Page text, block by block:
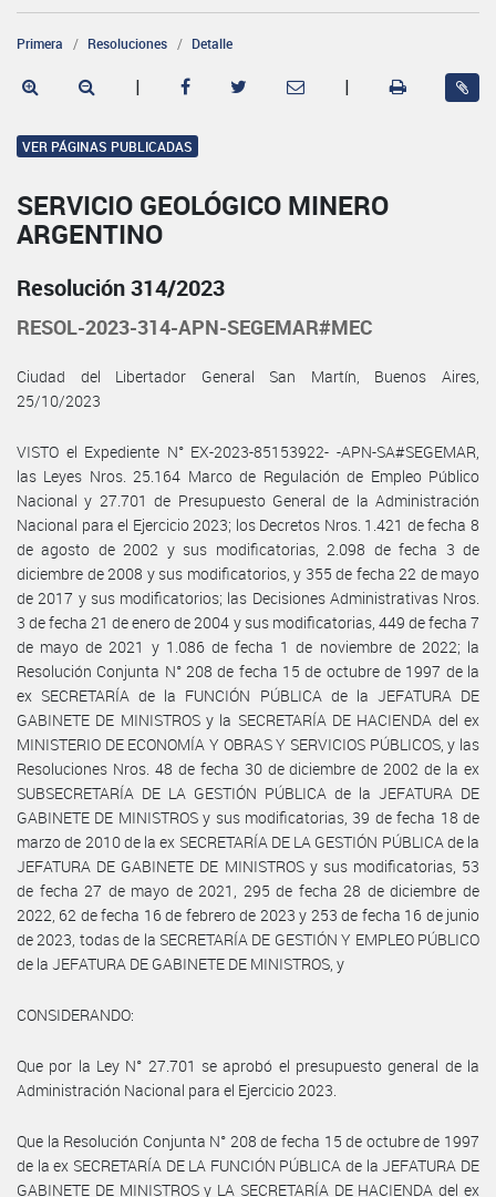
Primera Resoluciones Detalle
| |
VER PÁGINAS PUBLICADAS
SERVICIO GEOLÓGICO MINERO
ARGENTINO
Resolución 314/2023
RESOL-2023-314-APN-SEGEMAR#MEC
Ciudad del Libertador General San Martín, Buenos Aires,
25/10/2023
VISTO el Expediente N° EX-2023-85153922- -APN-SA#SEGEMAR,
las Leyes Nros. 25.164 Marco de Regulación de Empleo Público
Nacional y 27.701 de Presupuesto General de la Administración
Nacional para el Ejercicio 2023; los Decretos Nros. 1.421 de fecha 8
de agosto de 2002 y sus modificatorias, 2.098 de fecha 3 de
diciembre de 2008 y sus modificatorios, y 355 de fecha 22 de mayo
de 2017 y sus modificatorios; las Decisiones Administrativas Nros.
3 de fecha 21 de enero de 2004 y sus modificatorias, 449 de fecha 7
de mayo de 2021 y 1.086 de fecha 1 de noviembre de 2022; la
Resolución Conjunta N° 208 de fecha 15 de octubre de 1997 de la
ex SECRETARÍA de la FUNCIÓN PÚBLICA de la JEFATURA DE
GABINETE DE MINISTROS y la SECRETARÍA DE HACIENDA del ex
MINISTERIO DE ECONOMÍA Y OBRAS Y SERVICIOS PÚBLICOS, y las
Resoluciones Nros. 48 de fecha 30 de diciembre de 2002 de la ex
SUBSECRETARÍA DE LA GESTIÓN PÚBLICA de la JEFATURA DE
GABINETE DE MINISTROS y sus modificatorias, 39 de fecha 18 de
marzo de 2010 de la ex SECRETARÍA DE LA GESTIÓN PÚBLICA de la
JEFATURA DE GABINETE DE MINISTROS y sus modificatorias, 53
de fecha 27 de mayo de 2021, 295 de fecha 28 de diciembre de
2022, 62 de fecha 16 de febrero de 2023 y 253 de fecha 16 de junio
de 2023, todas de la SECRETARÍA DE GESTIÓN Y EMPLEO PÚBLICO
de la JEFATURA DE GABINETE DE MINISTROS, y
CONSIDERANDO:
Que por la Ley N° 27.701 se aprobó el presupuesto general de la
Administración Nacional para el Ejercicio 2023.
Que la Resolución Conjunta N° 208 de fecha 15 de octubre de 1997
de la ex SECRETARÍA DE LA FUNCIÓN PÚBLICA de la JEFATURA DE
GABINETE DE MINISTROS y LA SECRETARÍA DE HACIENDA del ex